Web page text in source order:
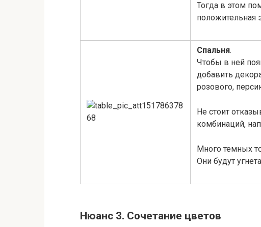
Тогда в этом
положительная
Спальня.
Чтобы в ней
добавить
розового,
Не стоит
комбинаций,
Много темных
Они будут
Нюанс 3. Сочетание цветов